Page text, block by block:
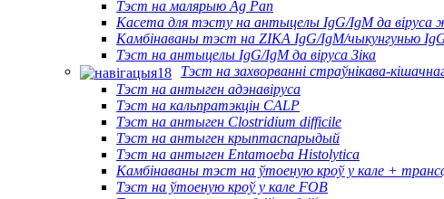
Тэст на малярыю Ag Pan
Касета для тэсту на антыцелы IgG/IgM да віруса
Камбінаваны тэст на ZIKA IgG/IgM/чыкунгунью
Тэст на антыцелы IgG/IgM да віруса Зіка
Тэст на захворванні страўнікава-
Тэст на антыген адэнавіруса
Тэст на кальпратэкцін CALP
Тэст на антыген Clostridium difficile
Тэст на антыген крыптаспарыдый
Тэст на антыген Entamoeba Histolytica
Камбінаваны тэст на ўтоеную кроў у кале +
Тэст на ўтоеную кроў у кале FOB